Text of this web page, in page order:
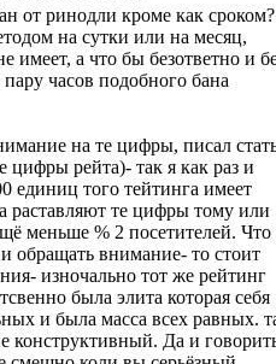
от ринодли кроме как сроком?
на сутки или на месяц,
имеет, а что бы безответно и
часов подобного бана
на те цифры, писал
цифры рейта)- так я как раз и
единиц того тейтинга имеет
раставляют те цифры тому или
меньше % 2 посетителей. Что
обращать внимание- то стоит
изночально тот же рейтинг
была элита которая себя
и была масса всех равных.
конструктивный. Да и